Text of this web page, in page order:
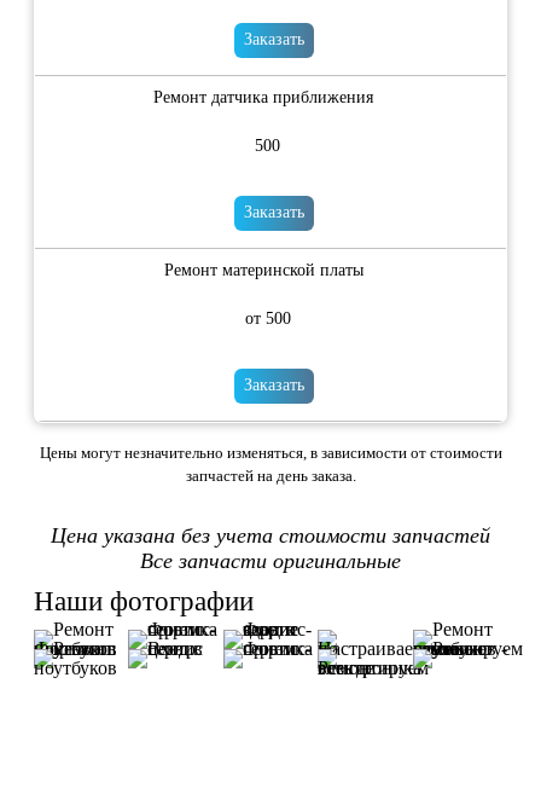
Заказать
Ремонт датчика приближения
500
Заказать
Ремонт материнской платы
от 500
Заказать
Цены могут незначительно изменяться, в зависимости от стоимости
запчастей на день заказа.
Цена указана без учета стоимости запчастей
Все запчасти оригинальные
Наши фотографии